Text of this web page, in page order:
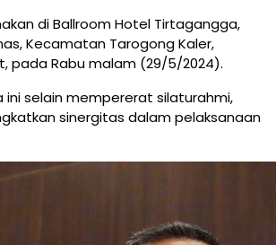
di Ballroom Hotel Tirtagangga,
Kecamatan Tarogong Kaler,
pada Rabu malam (29/5/2024).
ini selain mempererat silaturahmi,
sinergitas dalam pelaksanaan